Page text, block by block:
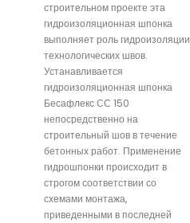
строительном проекте эта
гидроизоляционная шпонка
выполняет роль гидроизоляции
технологических швов.
Устанавливается
гидроизоляционная шпонка
Бесафлекс СС 150
непосредственно на
строительный шов в течение
бетонных работ. Применение
гидрошпонки происходит в
строгом соответствии со
схемами монтажа,
приведенными в последней